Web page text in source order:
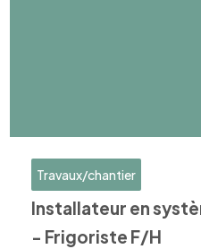
Travaux/chantier
Installateur en
- Frigoriste F/H